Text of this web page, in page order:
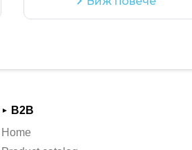
►
B2B
Home